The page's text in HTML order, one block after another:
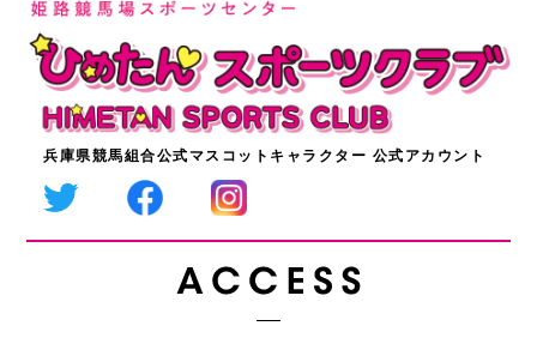
兵庫県競馬組合公式マスコットキャラクター 公式アカウント